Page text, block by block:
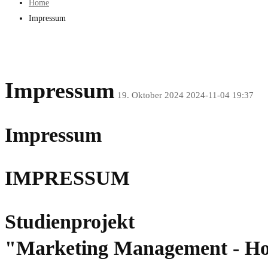
Home
Impressum
Impressum 19. Oktober 2024 2024-11-04 19:37
Impressum
IMPRESSUM
Studienprojekt
"Marketing Management -